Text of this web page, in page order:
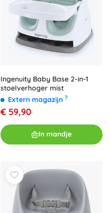
Ingenuity Baby Base 2-in-1
stoelverhoger mist
Extern magazijn ?
€ 59,90
In mandje